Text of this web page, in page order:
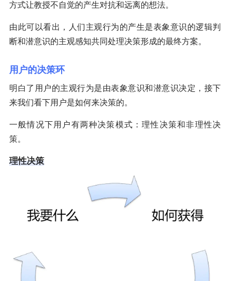
方式让教授不自觉的产生对抗和远离的想法。
由此可以看出，人们主观行为的产生是表象意识的逻辑判
断和潜意识的主观感知共同处理决策形成的最终方案。
用户的决策环
明白了用户的主观行为是由表象意识和潜意识决定，接下
来我们看下用户是如何来决策的。
一般情况下用户有两种决策模式：理性决策和非理性决
策。
理性决策